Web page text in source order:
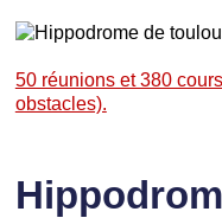
50 réunions et 380
obstacles).